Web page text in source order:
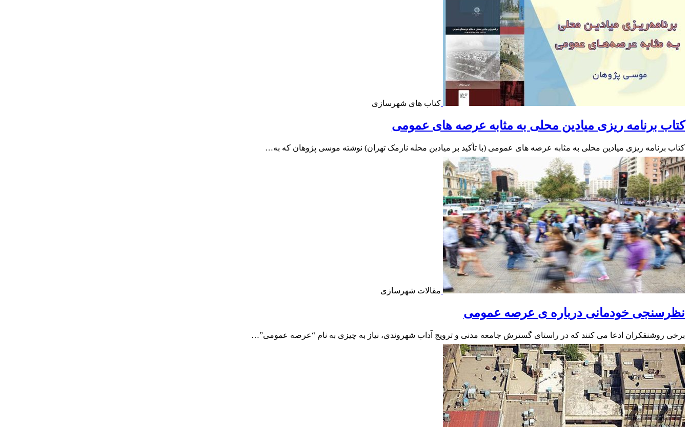
کتاب های شهرسازی
کتاب برنامه ریزی میادین محلی به مثابه عرصه های عمومی
کتاب برنامه ریزی میادین محلی به مثابه عرصه های عمومی (با تأکید بر میادین محله نارمک تهران) نوشته موسی پژوهان که به…
مقالات شهرسازی
نظرسنجی خودمانی درباره­ ی عرصه عمومی
برخی روشنفکران ادعا می­ کنند که در راستای گسترش جامعه مدنی و ترویج آداب شهروندی، نیاز به چیزی به نام “عرصه عمومی”…